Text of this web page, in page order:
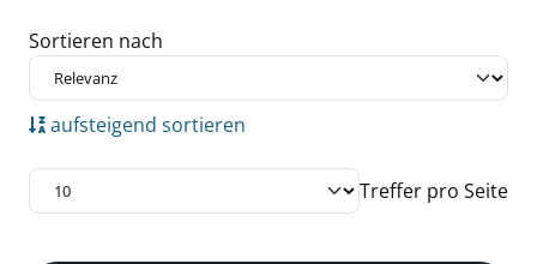
Zu den Suchfiltern springen
Sortieren nach
aufsteigend sortieren
Treffer pro Seite